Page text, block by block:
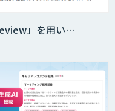
」を用い…